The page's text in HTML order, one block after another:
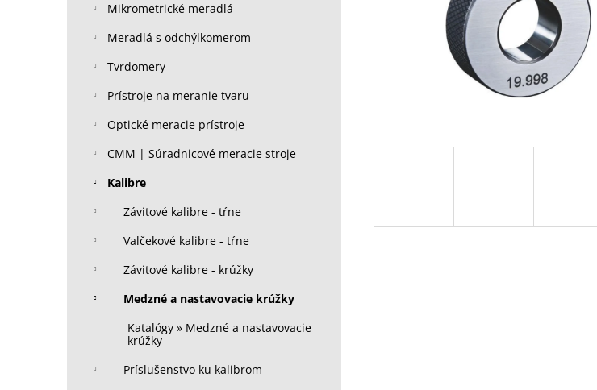
Mikrometrické meradlá
Meradlá s odchýlkomerom
Tvrdomery
Prístroje na meranie tvaru
Optické meracie prístroje
CMM | Súradnicové meracie stroje
Kalibre
Závitové kalibre - tŕne
Valčekové kalibre - tŕne
Závitové kalibre - krúžky
Medzné a nastavovacie krúžky
Katalógy » Medzné a nastavovacie
krúžky
Príslušenstvo ku kalibrom
Odporúčame